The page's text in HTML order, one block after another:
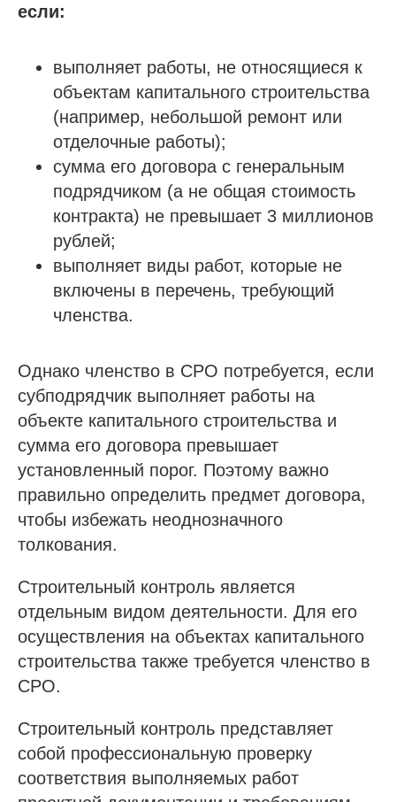
если:
выполняет работы, не относящиеся к
объектам капитального строительства
(например, небольшой ремонт или
отделочные работы);
сумма его договора с генеральным
подрядчиком (а не общая стоимость
контракта) не превышает 3 миллионов
рублей;
выполняет виды работ, которые не
включены в перечень, требующий
членства.
Однако членство в СРО потребуется, если
субподрядчик выполняет работы на
объекте капитального строительства и
сумма его договора превышает
установленный порог. Поэтому важно
правильно определить предмет договора,
чтобы избежать неоднозначного
толкования.
Строительный контроль является
отдельным видом деятельности. Для его
осуществления на объектах капитального
строительства также требуется членство в
СРО.
Строительный контроль представляет
собой профессиональную проверку
соответствия выполняемых работ